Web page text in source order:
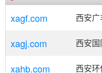
xagf.com 西安
xagj.com 西安
xahb.com 西安